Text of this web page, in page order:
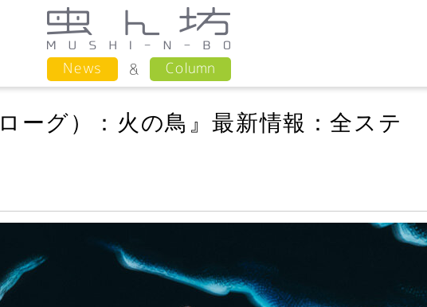
News Column
ーグ）：火の鳥』最新情報：全ステ